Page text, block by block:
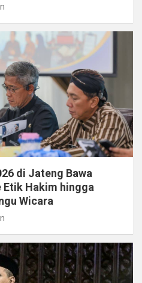
di Jateng Bawa
Etik Hakim hingga
Wicara